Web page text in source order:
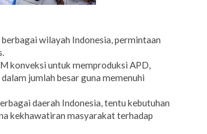
wilayah Indonesia, permintaan
konveksi untuk memproduksi APD,
jumlah besar guna memenuhi
daerah Indonesia, tentu kebutuhan
kekhawatiran masyarakat terhadap